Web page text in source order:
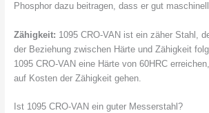
Phosphor dazu beitragen, dass er gut
Zähigkeit: 1095 CRO-VAN ist ein zäher Stahl,
der Beziehung zwischen Härte und Zähigkeit
1095 CRO-VAN eine Härte von 60HRC
auf Kosten der Zähigkeit gehen.
Ist 1095 CRO-VAN ein guter Messerstahl?